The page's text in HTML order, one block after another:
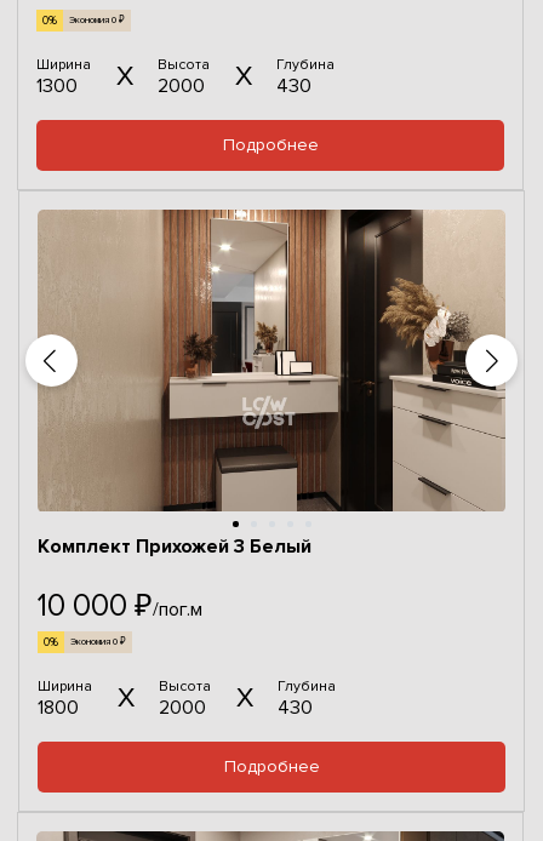
0% Экономия 0 ₽
Ширина
1300
Высота
2000
Глубина
430
Подробнее
Комплект Прихожей 3 Белый
10 000 ₽/пог.м
0% Экономия 0 ₽
Ширина
1800
Высота
2000
Глубина
430
Подробнее